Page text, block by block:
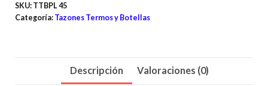
SKU: TTBPL 45
Categoría: Tazones Termos y Botellas
Descripción Valoraciones (0)